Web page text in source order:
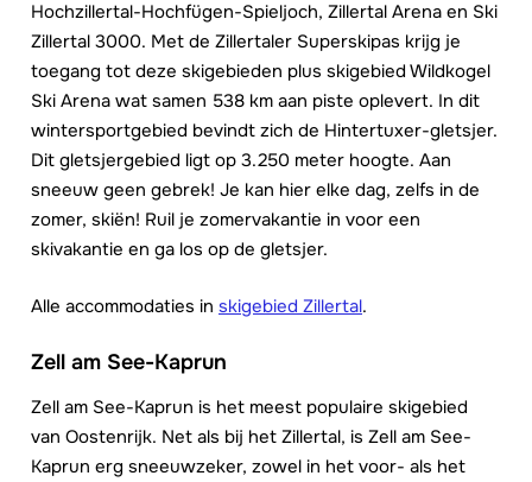
Hochzillertal-Hochfügen-Spieljoch, Zillertal Arena en Ski
Zillertal 3000. Met de Zillertaler Superskipas krijg je
toegang tot deze skigebieden plus skigebied Wildkogel
Ski Arena wat samen 538 km aan piste oplevert. In dit
wintersportgebied bevindt zich de Hintertuxer-gletsjer.
Dit gletsjergebied ligt op 3.250 meter hoogte. Aan
sneeuw geen gebrek! Je kan hier elke dag, zelfs in de
zomer, skiën! Ruil je zomervakantie in voor een
skivakantie en ga los op de gletsjer.
Alle accommodaties in skigebied Zillertal.
Zell am See-Kaprun
Zell am See-Kaprun is het meest populaire skigebied
van Oostenrijk. Net als bij het Zillertal, is Zell am See-
Kaprun erg sneeuwzeker, zowel in het voor- als het